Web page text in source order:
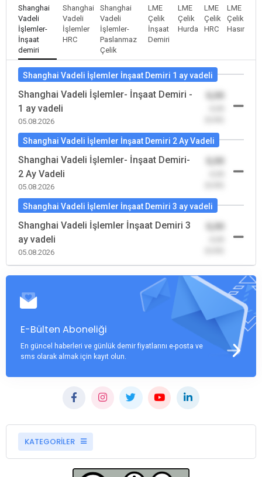
Shanghai
Vadeli
İşlemler-
İnşaat
demiri
Shanghai
Vadeli
İşlemler
HRC
Shanghai
Vadeli
İşlemler-
Paslanmaz
Çelik
LME
Çelik
İnşaat
Demiri
LME
Çelik
Hurda
LME
Çelik
HRC
LME
Çelik
Hasır
Shanghai Vadeli İşlemler İnşaat Demiri 1 ay vadeli
Shanghai Vadeli İşlemler- İnşaat Demiri -
1 ay vadeli
05.08.2026
0,00
Shanghai Vadeli İşlemler İnşaat Demiri 2 Ay Vadeli
Shanghai Vadeli İşlemler- İnşaat Demiri-
2 Ay Vadeli
05.08.2026
0,00
Shanghai Vadeli İşlemler İnşaat Demiri 3 ay vadeli
Shanghai Vadeli İşlemler İnşaat Demiri 3
ay vadeli
05.08.2026
0,00
E-Bülten Aboneliği
En güncel haberleri ve günlük demir fiyatlarını e-posta ve
sms olarak almak için kayıt olun.
KATEGORİLER